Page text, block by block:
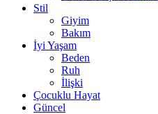
Stil
Giyim
Bakım
İyi Yaşam
Beden
Ruh
İlişki
Çocuklu Hayat
Güncel